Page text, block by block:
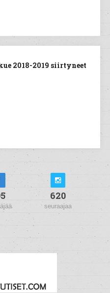
2018-2019 siirtyneet
620
seuraajaa